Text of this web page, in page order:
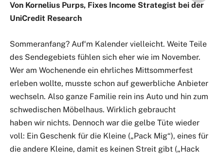
Von Kornelius Purps, Fixes Income Strategist bei der
UniCredit Research
Sommeranfang? Auf‘m Kalender vielleicht. Weite Teile
des Sendegebiets fühlen sich eher wie im November.
Wer am Wochenende ein ehrliches Mittsommerfest
erleben wollte, musste schon auf gewerbliche Anbieter
wechseln. Also ganze Familie rein ins Auto und hin zum
schwedischen Möbelhaus. Wirklich gebraucht
haben wir nichts. Dennoch war die gelbe Tüte wieder
voll: Ein Geschenk für die Kleine („Pack Mig“), eines für
die andere Kleine, damit es keinen Streit gibt („Hack